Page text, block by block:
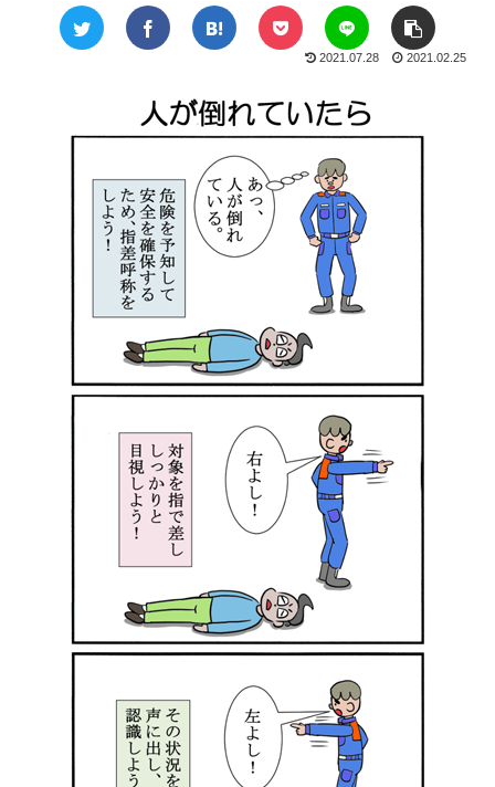
2021.07.28 2021.02.25